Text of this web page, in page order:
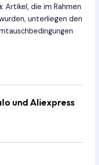
: Artikel, die im Rahmen
unterliegen den
und Aliexpress